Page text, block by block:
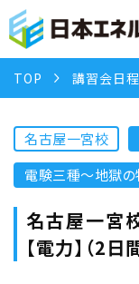
TOP 講習会日程
名古屋一宮校
電験三種〜地獄
名古屋一宮
【電力】（2